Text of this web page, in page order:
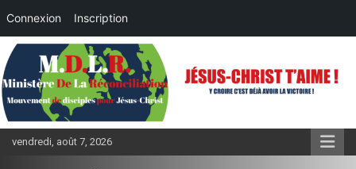
Connexion Inscription
Aller
au
contenu
vendredi, août 7, 2026